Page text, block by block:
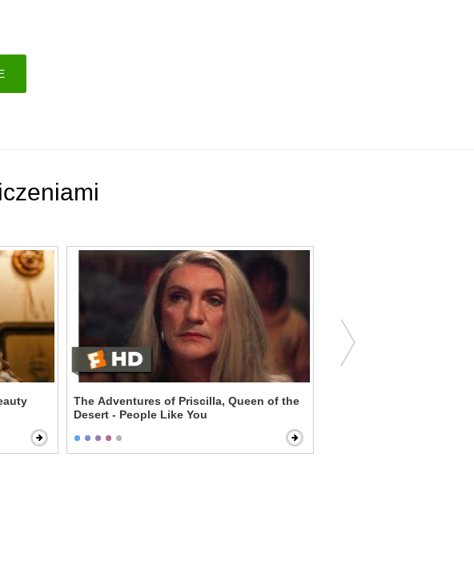
The Adventures of Priscilla, Queen of the
Desert - People Like You